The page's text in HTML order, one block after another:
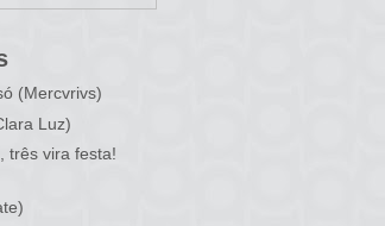
(Mercvrivs)
Luz)
três vira festa!